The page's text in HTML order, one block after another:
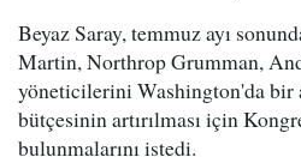
Beyaz Saray, temmuz ayı
Martin, Northrop Grumman,
yöneticilerini Washington'da bir
bütçesinin artırılması için
bulunmalarını istedi.